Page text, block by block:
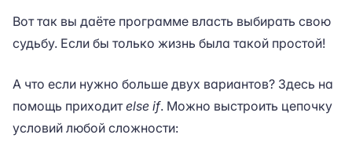
Вот так вы даёте программе власть выбирать свою
судьбу. Если бы только жизнь была такой простой!
А что если нужно больше двух вариантов? Здесь на
помощь приходитelse if. Можно выстроить цепочку
условий любой сложности: